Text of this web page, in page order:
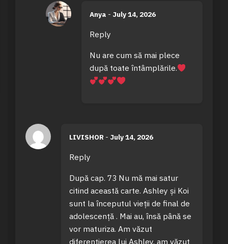
Anya - July 14, 2026
Reply
Nu are cum să mai plece
după toate întâmplările.
LIVISHOR - July 14, 2026
Reply
După cap. 73 Nu mă mai satur
citind această carte. Ashley și Koi
sunt la începutul vieții de final de
adolescență . Mai au, însă până se
vor maturiza. Am văzut
diferențierea lui Ashley, am văzut